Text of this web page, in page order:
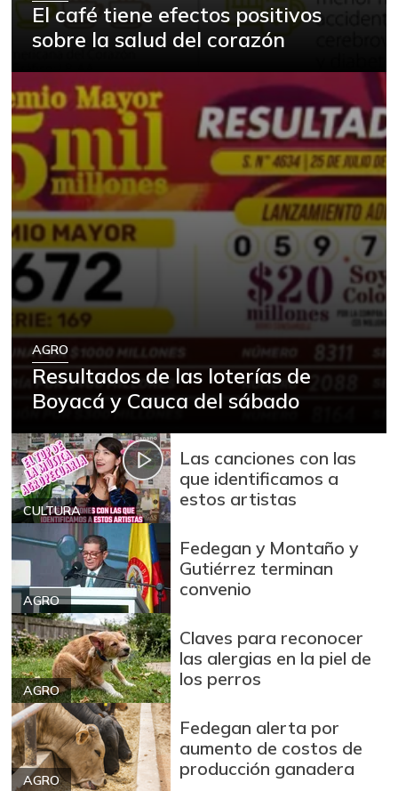
El café tiene efectos positivos
sobre la salud del corazón
AGRO
Resultados de las loterías de
Boyacá y Cauca del sábado
CULTURA
Las canciones con las
que identificamos a
estos artistas
AGRO
Fedegan y Montaño y
Gutiérrez terminan
convenio
AGRO
Claves para reconocer
las alergias en la piel de
los perros
AGRO
Fedegan alerta por
aumento de costos de
producción ganadera